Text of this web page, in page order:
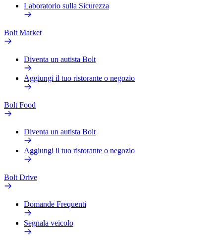
Laboratorio sulla Sicurezza
Bolt Market
Diventa un autista Bolt
Aggiungi il tuo ristorante o negozio
Bolt Food
Diventa un autista Bolt
Aggiungi il tuo ristorante o negozio
Bolt Drive
Domande Frequenti
Segnala veicolo